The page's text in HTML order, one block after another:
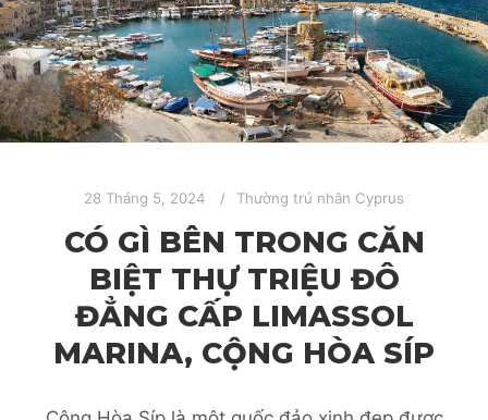
28 Tháng 5, 2024 Thường trú nhân Cyprus
CÓ GÌ BÊN TRONG CĂN
BIỆT THỰ TRIỆU ĐÔ
ĐẲNG CẤP LIMASSOL
MARINA, CỘNG HÒA SÍP